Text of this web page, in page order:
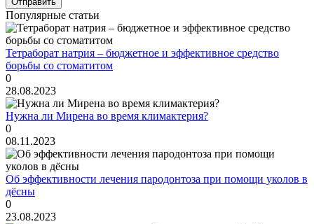
Популярные статьи
Тетраборат натрия – бюджетное и эффективное средство
борьбы со стоматитом
0
28.08.2023
Нужна ли Мирена во время климактерия?
0
08.11.2023
Об эффективности лечения пародонтоза при помощи уколов в
дёсны
0
23.08.2023